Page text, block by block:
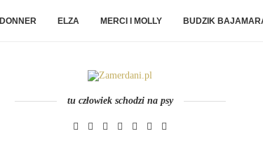
DONNER ELZA MERCI I MOLLY BUDZIK
tu człowiek schodzi na psy